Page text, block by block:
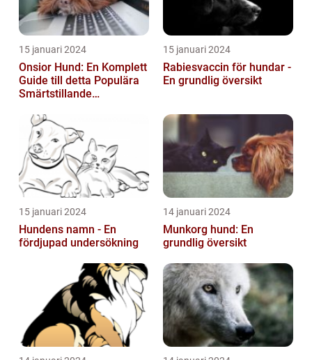
15 januari 2024
Onsior Hund: En Komplett
Guide till detta Populära
Smärtstillande
15 januari 2024
Rabiesvaccin för hundar -
En grundlig översikt
15 januari 2024
Hundens namn - En
fördjupad undersökning
14 januari 2024
Munkorg hund: En
grundlig översikt